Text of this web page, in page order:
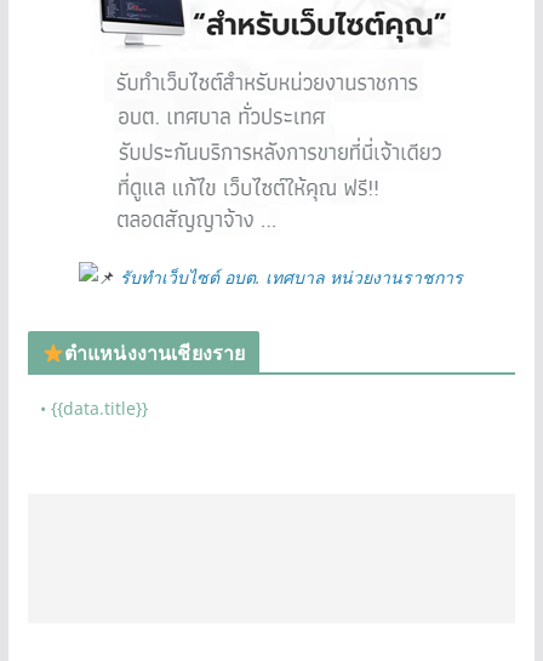
รับทำเว็บไซต์ อบต. เทศบาล หน่วยงานราชการ
ตำแหน่งงานเชียงราย
• {{data.title}}